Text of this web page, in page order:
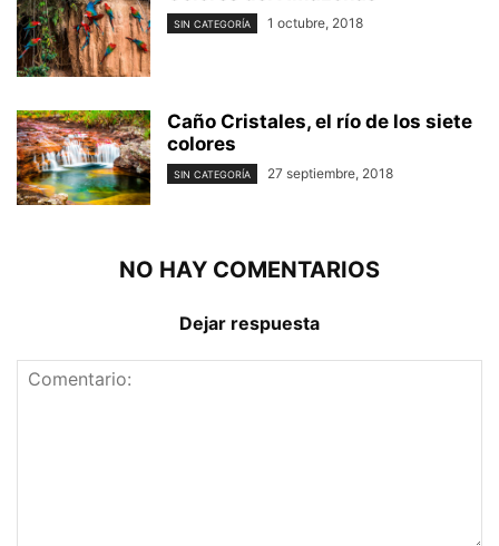
SIN CATEGORÍA 1 octubre, 2018
Caño Cristales, el río de los siete
colores
SIN CATEGORÍA 27 septiembre, 2018
NO HAY COMENTARIOS
Dejar respuesta